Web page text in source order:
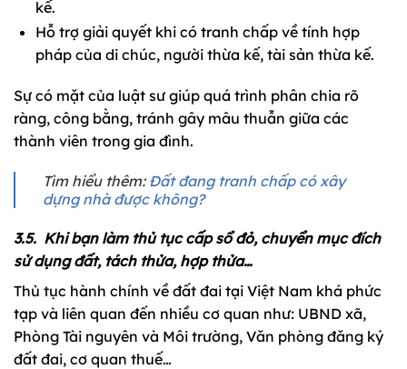
kế.
Hỗ trợ giải quyết khi có tranh chấp về tính hợp
pháp của di chúc, người thừa kế, tài sản thừa kế.
Sự có mặt của luật sư giúp quá trình phân chia rõ
ràng, công bằng, tránh gây mâu thuẫn giữa các
thành viên trong gia đình.
Tìm hiểu thêm: Đất đang tranh chấp có xây
dựng nhà được không?
3.5. Khi bạn làm thủ tục cấp sổ đỏ, chuyển mục đích
sử dụng đất, tách thửa, hợp thửa…
Thủ tục hành chính về đất đai tại Việt Nam khá phức
tạp và liên quan đến nhiều cơ quan như: UBND xã,
Phòng Tài nguyên và Môi trường, Văn phòng đăng ký
đất đai, cơ quan thuế…